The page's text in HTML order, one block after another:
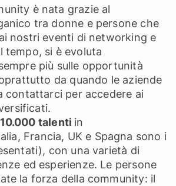
è nata grazie al
tra donne e persone che
nostri eventi di networking e
tempo, si è evoluta
più sulle opportunità
da quando le aziende
contattarci per accedere ai
10.000 talenti in
Francia, UK e Spagna sono i
con una varietà di
ed esperienze. Le persone
la forza della community: il